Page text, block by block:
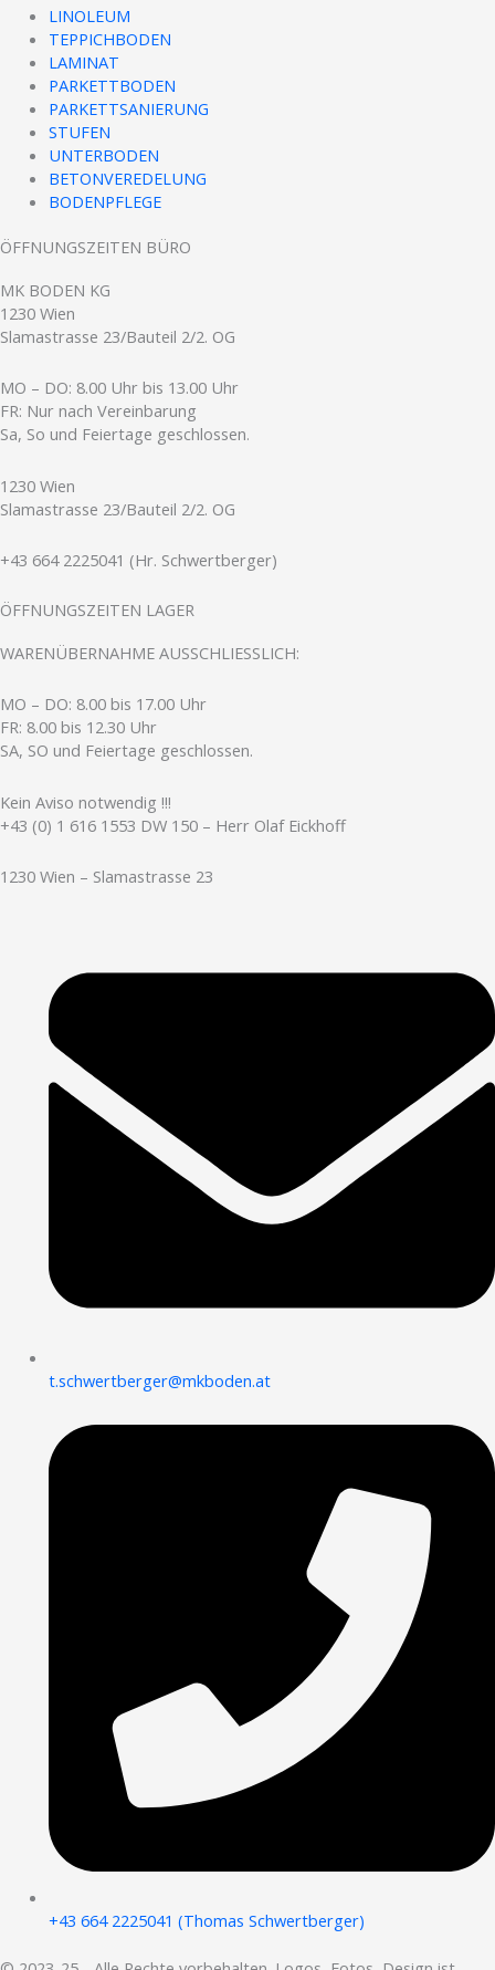
LINOLEUM
TEPPICHBODEN
LAMINAT
PARKETTBODEN
PARKETTSANIERUNG
STUFEN
UNTERBODEN
BETONVEREDELUNG
BODENPFLEGE
ÖFFNUNGSZEITEN BÜRO
MK BODEN KG
1230 Wien
Slamastrasse 23/Bauteil 2/2. OG
MO – DO: 8.00 Uhr bis 13.00 Uhr
FR: Nur nach Vereinbarung
Sa, So und Feiertage geschlossen.
1230 Wien
Slamastrasse 23/Bauteil 2/2. OG
+43 664 2225041 (Hr. Schwertberger)
ÖFFNUNGSZEITEN LAGER
WARENÜBERNAHME AUSSCHLIESSLICH:
MO – DO: 8.00 bis 17.00 Uhr
FR: 8.00 bis 12.30 Uhr
SA, SO und Feiertage geschlossen.
Kein Aviso notwendig !!!
+43 (0) 1 616 1553 DW 150 – Herr Olaf Eickhoff
1230 Wien – Slamastrasse 23
t.schwertberger@mkboden.at
+43 664 2225041 (Thomas Schwertberger)